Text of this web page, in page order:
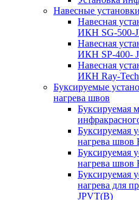
Навесные
Навесная
ИКН SG-500-
Навесная
ИКН SP-400-
Навесная
ИКН Ray-Tech
Буксируемые
нагрева швов
Буксируемая
Буксируемая
нагрева швов
Буксируемая
нагрева швов
Буксируемая
нагрева для
JPVT(B)